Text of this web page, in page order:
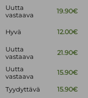
Uutta
vastaava
19.90€
Hyvä 12.00€
Uutta
vastaava
21.90€
Uutta
vastaava
15.90€
Tyydyttävä 15.90€